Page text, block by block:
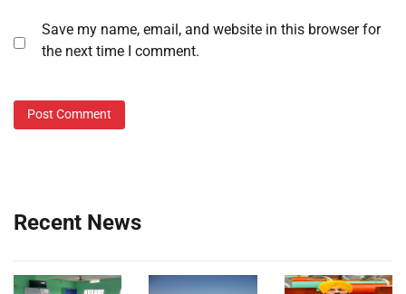
Save my name, email, and website in this browser for
the next time I comment.
Recent News